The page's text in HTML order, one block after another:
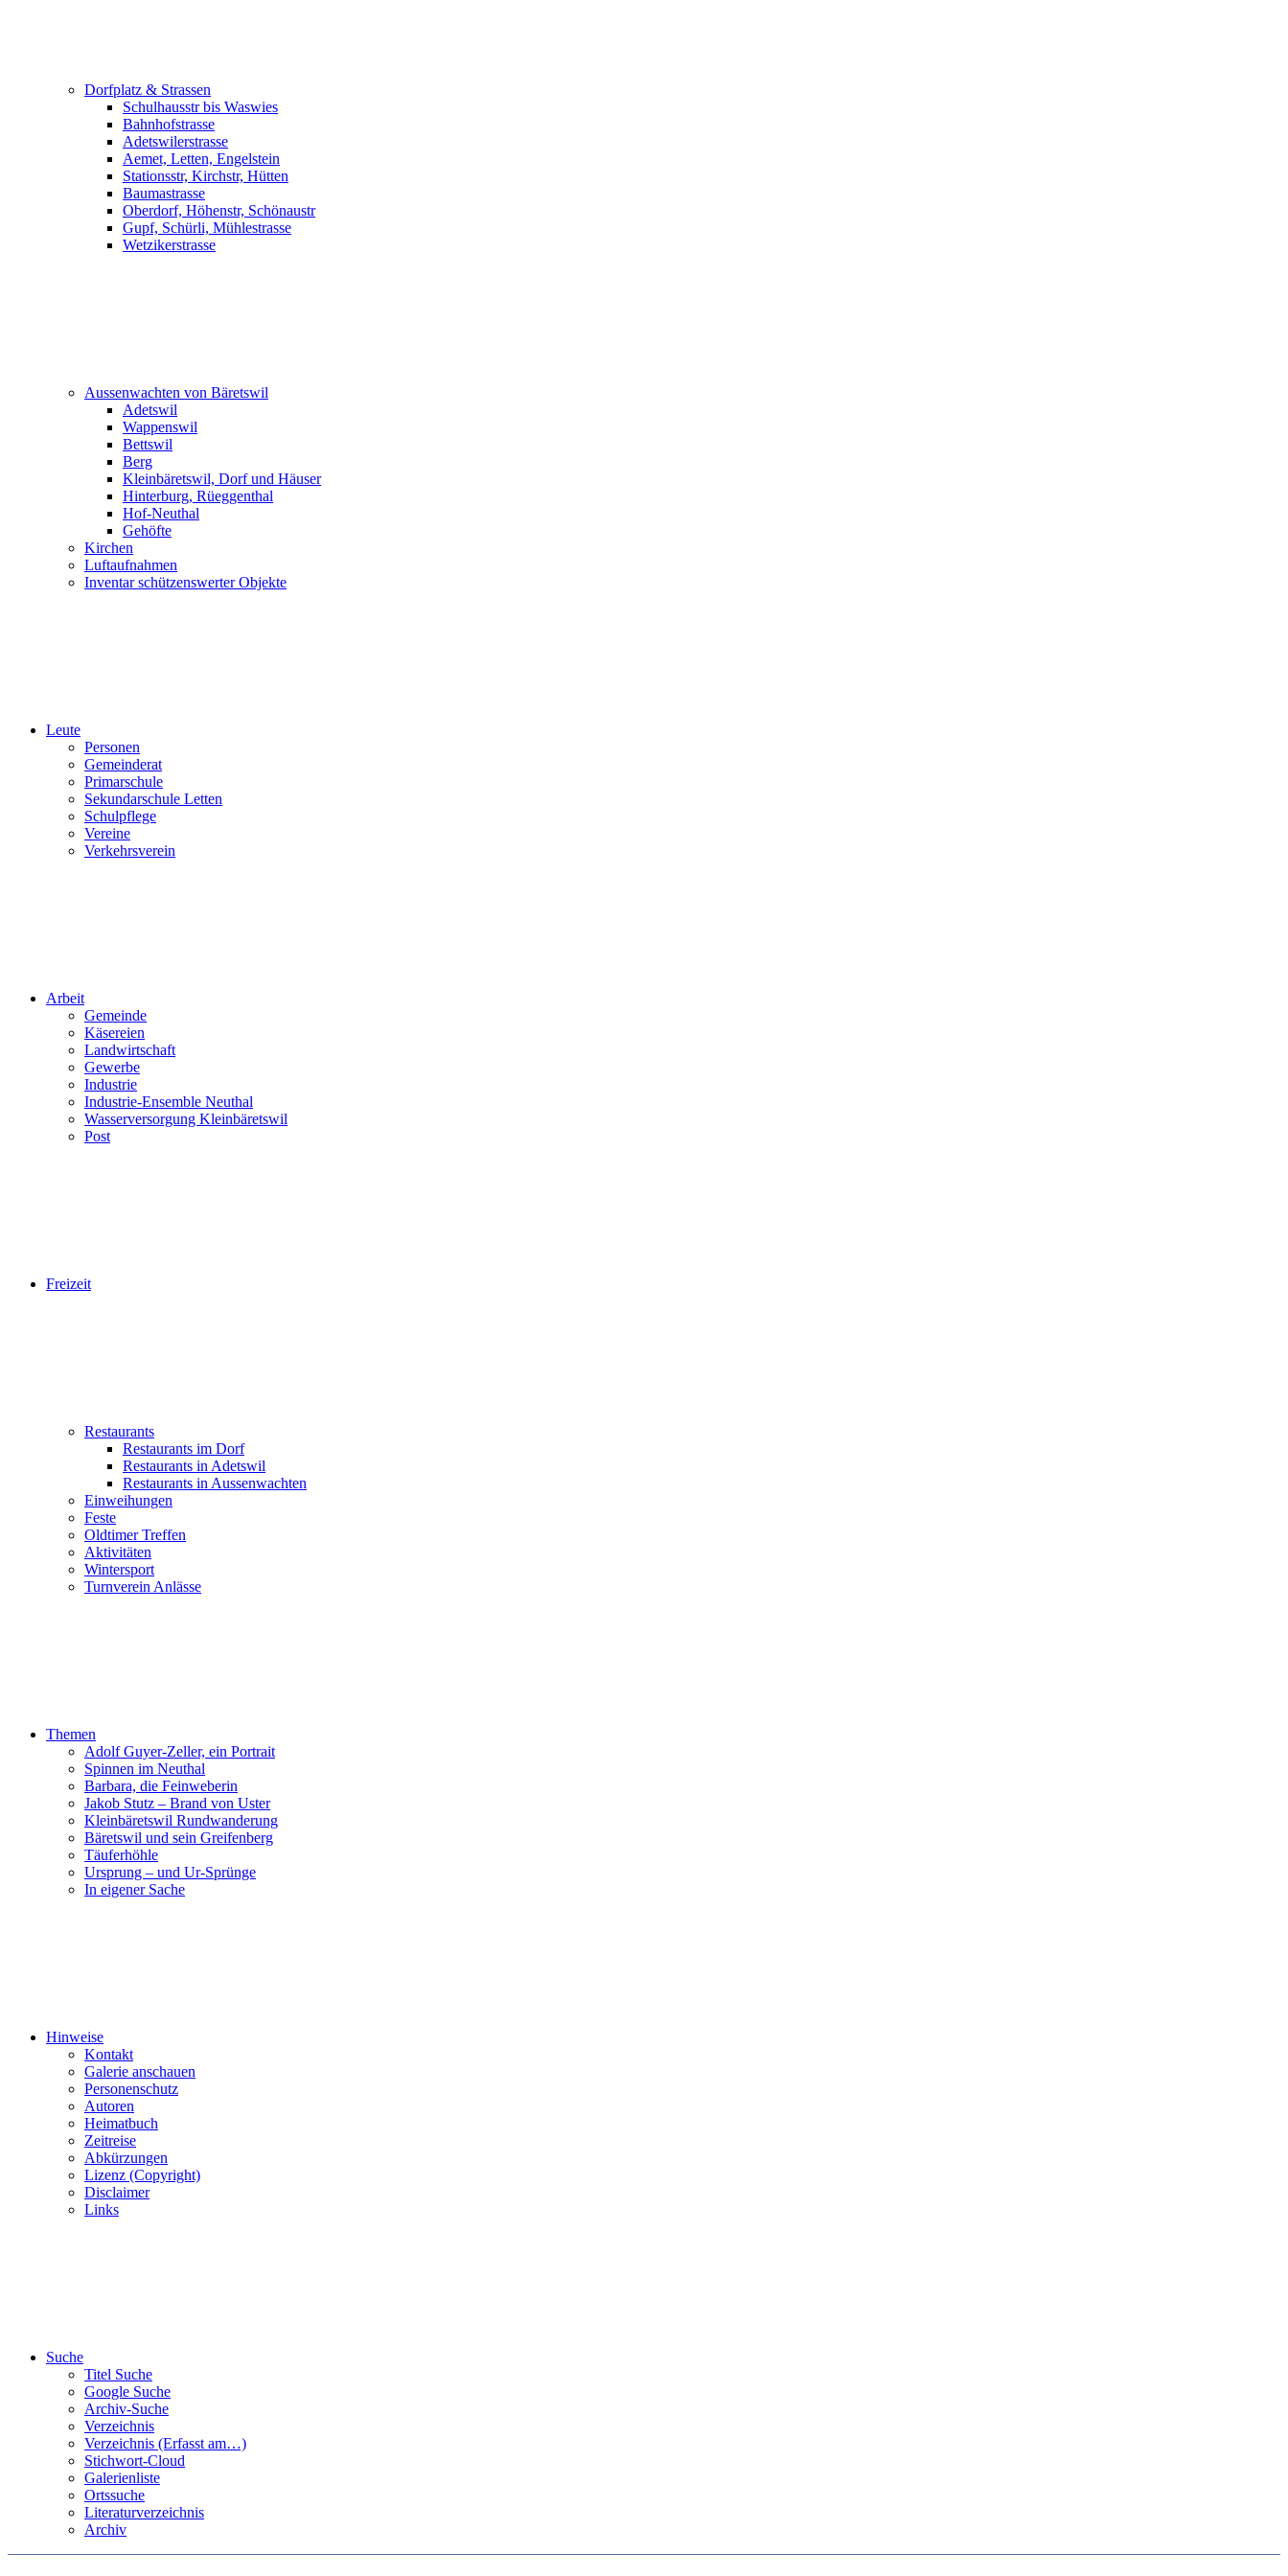
Dorfplatz & Strassen
Schulhausstr bis Waswies
Bahnhofstrasse
Adetswilerstrasse
Aemet, Letten, Engelstein
Stationsstr, Kirchstr, Hütten
Baumastrasse
Oberdorf, Höhenstr, Schönaustr
Gupf, Schürli, Mühlestrasse
Wetzikerstrasse
Aussenwachten von Bäretswil
Adetswil
Wappenswil
Bettswil
Berg
Kleinbäretswil, Dorf und Häuser
Hinterburg, Rüeggenthal
Hof-Neuthal
Gehöfte
Kirchen
Luftaufnahmen
Inventar schützenswerter Objekte
Leute
Personen
Gemeinderat
Primarschule
Sekundarschule Letten
Schulpflege
Vereine
Verkehrsverein
Arbeit
Gemeinde
Käsereien
Landwirtschaft
Gewerbe
Industrie
Industrie-Ensemble Neuthal
Wasserversorgung Kleinbäretswil
Post
Freizeit
Restaurants
Restaurants im Dorf
Restaurants in Adetswil
Restaurants in Aussenwachten
Einweihungen
Feste
Oldtimer Treffen
Aktivitäten
Wintersport
Turnverein Anlässe
Themen
Adolf Guyer-Zeller, ein Portrait
Spinnen im Neuthal
Barbara, die Feinweberin
Jakob Stutz – Brand von Uster
Kleinbäretswil Rundwanderung
Bäretswil und sein Greifenberg
Täuferhöhle
Ursprung – und Ur-Sprünge
In eigener Sache
Hinweise
Kontakt
Galerie anschauen
Personenschutz
Autoren
Heimatbuch
Zeitreise
Abkürzungen
Lizenz (Copyright)
Disclaimer
Links
Suche
Titel Suche
Google Suche
Archiv-Suche
Verzeichnis
Verzeichnis (Erfasst am…)
Stichwort-Cloud
Galerienliste
Ortssuche
Literaturverzeichnis
Archiv